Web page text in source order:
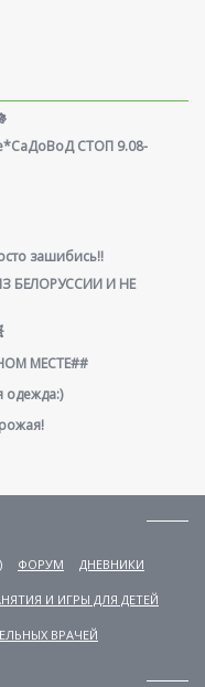
СТОП 9.08-
зашибись!!
БЕЛОРУССИИ И НЕ
МЕСТЕ##
одежда:)
ФОРУМ ДНЕВНИКИ
И ИГРЫ ДЛЯ ДЕТЕЙ
ВРАЧЕЙ